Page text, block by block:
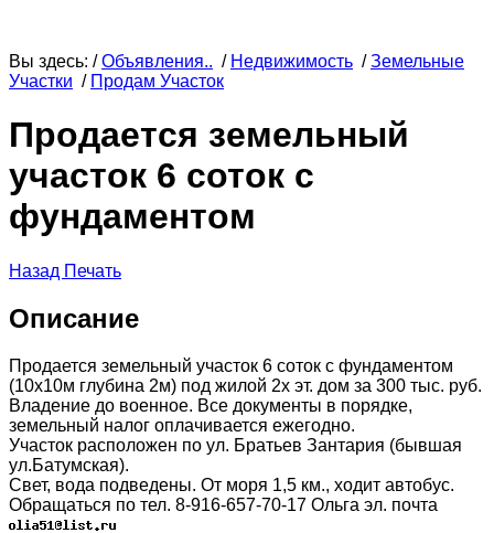
Вы здесь: /Объявления.. / Недвижимость /Земельные
Участки / Продам Участок
Продается земельный
участок 6 соток с
фундаментом
Назад Печать
Описание
Продается земельный участок 6 соток с фундаментом
(10х10м глубина 2м) под жилой 2х эт. дом за 300 тыс. руб.
Владение до военное. Все документы в порядке,
земельный налог оплачивается ежегодно.
Участок расположен по ул. Братьев Зантария (бывшая
ул.Батумская).
Свет, вода подведены. От моря 1,5 км., ходит автобус.
Обращаться по тел. 8-916-657-70-17 Ольга эл. почта